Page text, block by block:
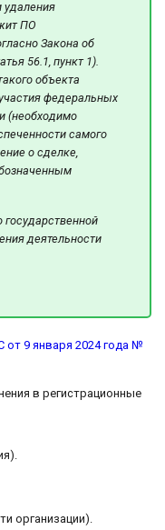
удаления
ПО
Закона об
56.1, пункт 1).
объекта
федеральных
(необходимо
самого
о сделке,
государственной
деятельности
9 января 2024 года №
в регистрационные
организации).